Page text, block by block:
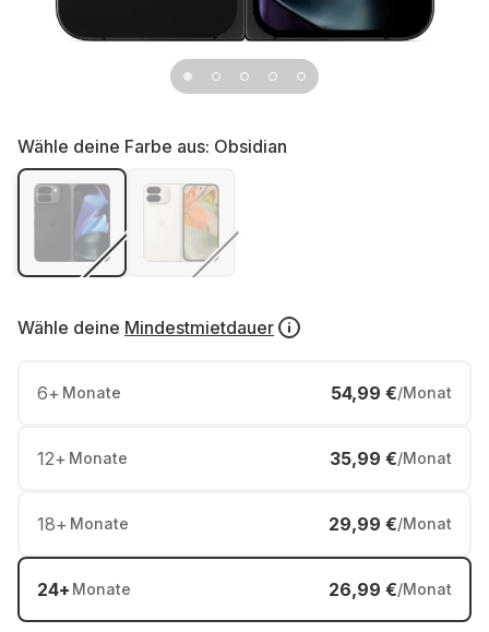
Wähle deine Farbe aus: Obsidian
Wähle deine Mindestmietdauer
6+ Monate 54,99 €/Monat
12+ Monate 35,99 €/Monat
18+ Monate 29,99 €/Monat
24+ Monate 26,99 €/Monat